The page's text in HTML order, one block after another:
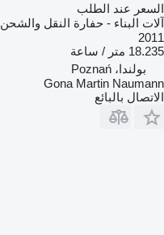
السعر عند الطلب
آلات البناء - حفارة النقل والشحن
2011
18.235 متر / ساعة
بولندا، Poznań
Gona Martin Naumann
الاتصال بالبائع